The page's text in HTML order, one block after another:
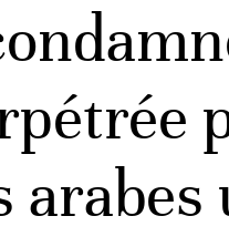
arabes